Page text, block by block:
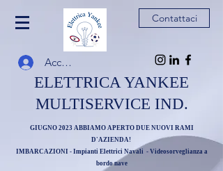
Accedi
Contattaci
ELETTRICA YANKEE
MULTISERVICE IND.
GIUGNO 2023 ABBIAMO APERTO DUE NUOVI RAMI
D'AZIENDA!
IMBARCAZIONI - Impianti Elettrici Navali - Videosorveglianza a
bordo nave